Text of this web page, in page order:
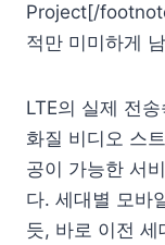
Project[/
적만 미미하게
LTE의 실제 전
화질 비디오 스
공이 가능한 서
다. 세대별 모바
듯, 바로 이전 세